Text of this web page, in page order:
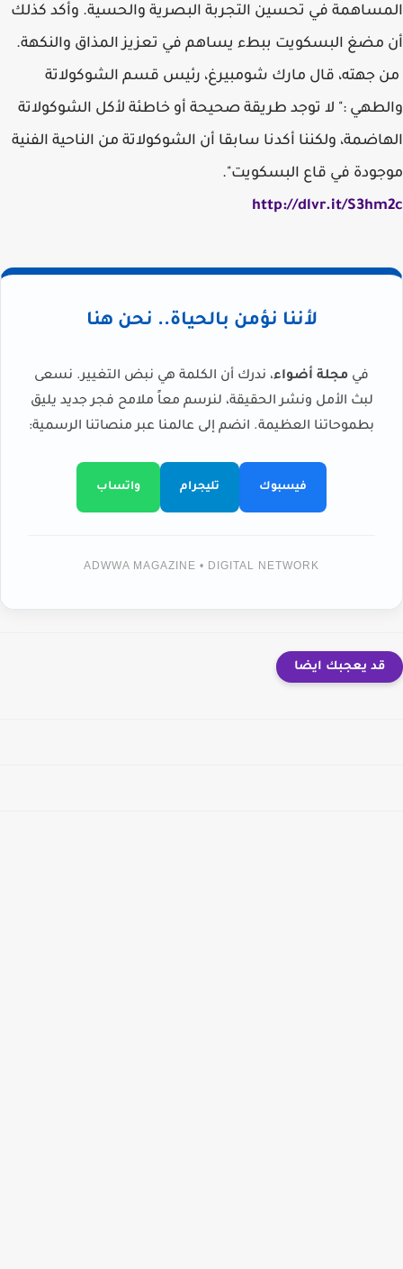
المساهمة في تحسين التجربة البصرية والحسية. وأكد كذلك
أن مضغ البسكويت ببطء يساهم في تعزيز المذاق والنكهة.
من جهته، قال مارك شومبيرغ، رئيس قسم الشوكولاتة
والطهي :" لا توجد طريقة صحيحة أو خاطئة لأكل الشوكولاتة
الهاضمة، ولكننا أكدنا سابقا أن الشوكولاتة من الناحية الفنية
موجودة في قاع البسكويت".
http://dlvr.it/S3hm2c
لأننا نؤمن بالحياة.. نحن هنا
في مجلة أضواء، ندرك أن الكلمة هي نبض التغيير. نسعى
لبث الأمل ونشر الحقيقة، لنرسم معاً ملامح فجر جديد يليق
بطموحاتنا العظيمة. انضم إلى عالمنا عبر منصاتنا الرسمية:
فيسبوك تليجرام واتساب
ADWWA MAGAZINE • DIGITAL NETWORK
قد يعجبك ايضا